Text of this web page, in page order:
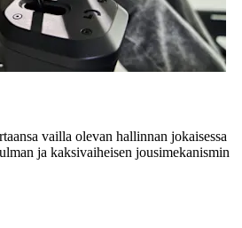
vailla olevan hallinnan jokaisessa
ja kaksivaiheisen jousimekanismin